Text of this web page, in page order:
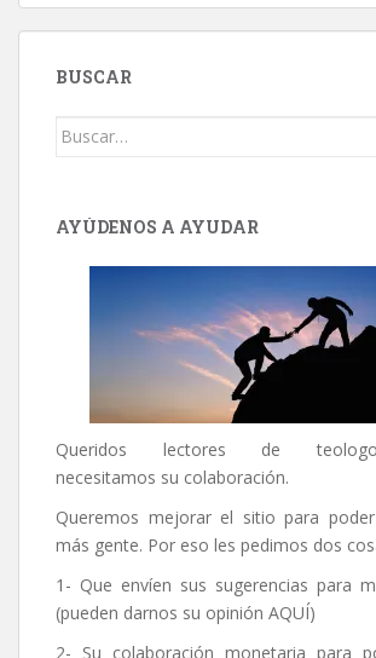
BUSCAR
Buscar:
AYÚDENOS A AYUDAR
Queridos lectores de
necesitamos su colaboración.
Queremos mejorar el sitio para
más gente. Por eso les pedimos dos
1- Que envíen sus sugerencias para
(pueden darnos su opinión AQUÍ)
2- Su colaboración monetaria para